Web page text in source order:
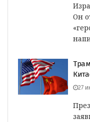
Он
27